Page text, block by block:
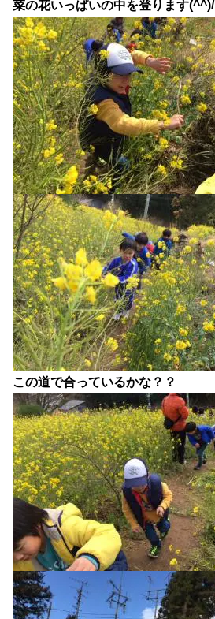
菜の花いっぱいの中を登ります(^^)/
この道で合っているかな？？